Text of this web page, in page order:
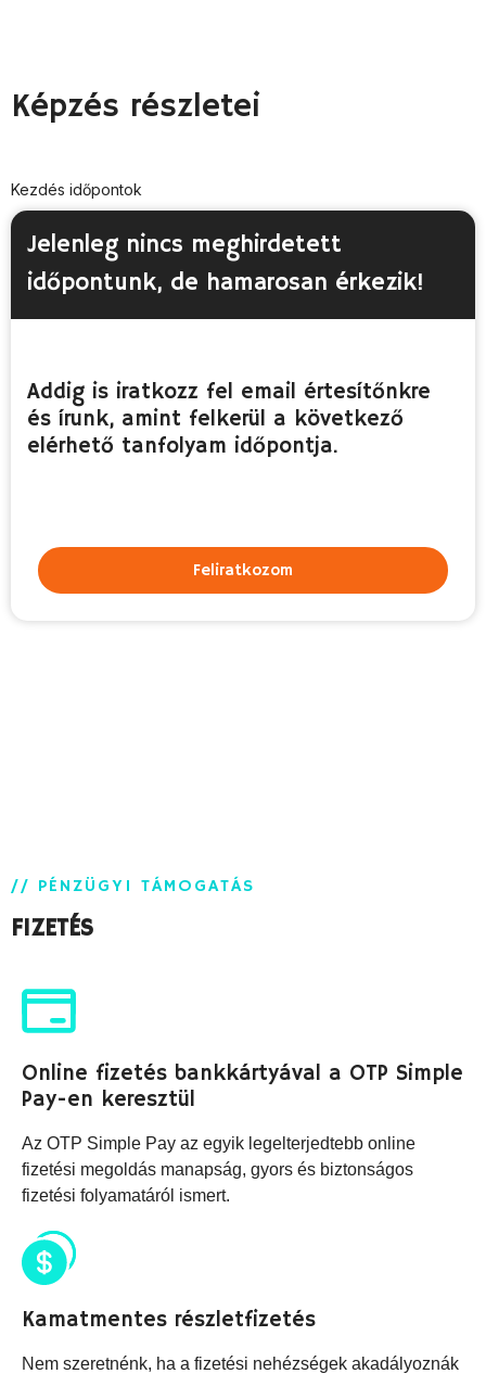
Képzés részletei
Kezdés időpontok
Jelenleg nincs meghirdetett
időpontunk, de hamarosan érkezik! ​
Addig is iratkozz fel email értesítőnkre
és írunk, amint felkerül a következő
elérhető tanfolyam időpontja.​
Feliratkozom
// PÉNZÜGYI TÁMOGATÁS
FIZETÉS
Online fizetés bankkártyával a OTP Simple
Pay-en keresztül
Az OTP Simple Pay az egyik legelterjedtebb online
fizetési megoldás manapság, gyors és biztonságos
fizetési folyamatáról ismert.
Kamatmentes részletfizetés
Nem szeretnénk, ha a fizetési nehézségek akadályoznák